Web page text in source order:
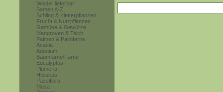
Wieder lieferbar!
Samen A-Z
Schling & Kletterpflanzen
Frucht & Nutzpflanzen
Gemüse & Gewürze
Mangroven & Teich
Palmen & Palmfarne
Acacia
Adenium
Baumfarne/Farne
Eucalyptus
Plumeria
Hibiskus
Passiflora
Musa